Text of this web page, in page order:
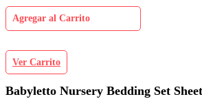
Agregar al Carrito
Ver Carrito
Babyletto Nursery Bedding Set